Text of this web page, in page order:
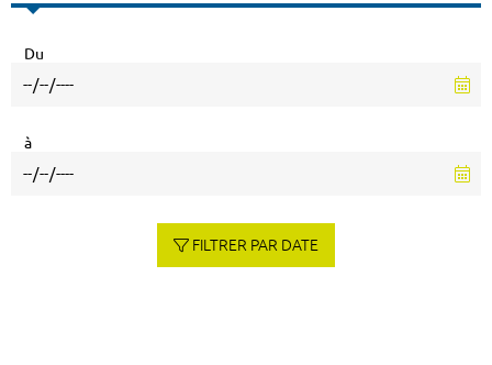
Du
à
FILTRER PAR DATE